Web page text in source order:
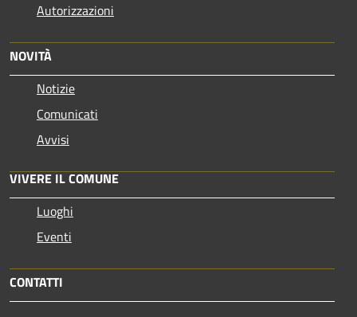
Autorizzazioni
NOVITÀ
Notizie
Comunicati
Avvisi
VIVERE IL COMUNE
Luoghi
Eventi
CONTATTI